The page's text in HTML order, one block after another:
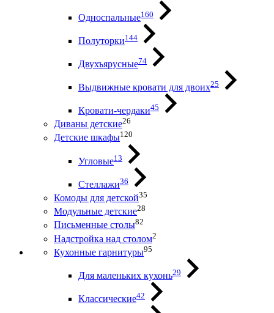
Односпальные160
Полуторки144
Двухъярусные74
Выдвижные кровати для двоих25
Кровати-чердаки45
Диваны детские26
Детские шкафы120
Угловые13
Стеллажи36
Комоды для детской35
Модульные детские28
Письменные столы82
Надстройка над столом2
Кухонные гарнитуры95
Для маленьких кухонь29
Классические42